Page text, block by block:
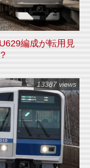
編成が転用見
13387 views